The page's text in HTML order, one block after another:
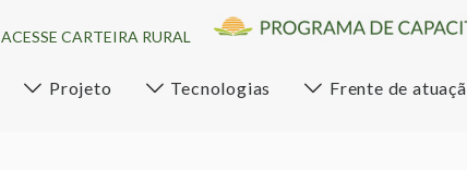
ACESSE CARTEIRA RURAL
Projeto Tecnologias Frente de